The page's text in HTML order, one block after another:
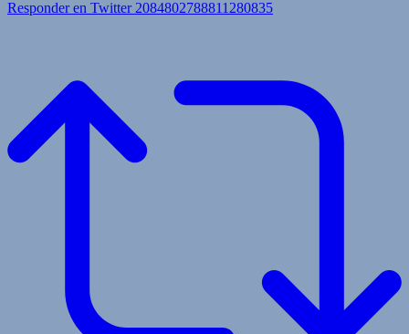
Responder en Twitter 2084802788811280835